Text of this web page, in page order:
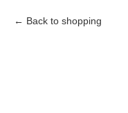
Back to shopping